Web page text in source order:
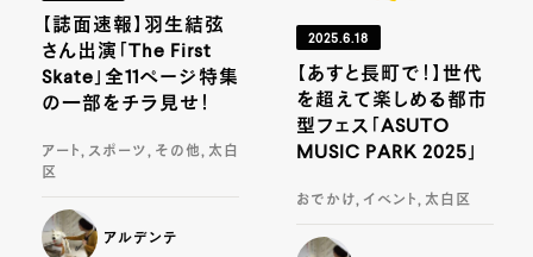
【誌面速報】羽生結弦
さん出演「The First
Skate」全11ページ特集
の一部をチラ見せ！
アート, スポーツ, その他, 太白
区
アルデンテ
2025.6.18
【あすと長町で！】世代
を超えて楽しめる都市
型フェス「ASUTO
MUSIC PARK 2025」
おでかけ, イベント, 太白区